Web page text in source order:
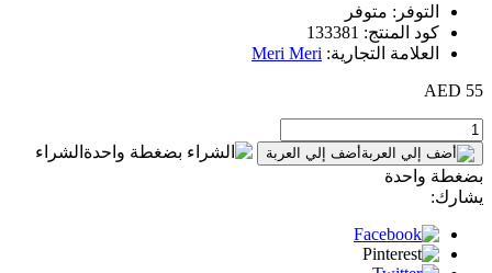
التوفر: متوفر
كود المنتج: 133381
العلامة التجارية: Meri Meri
55 AED
أضف إلي العربة
الشراء
بضغطة واحدة
يشارك: